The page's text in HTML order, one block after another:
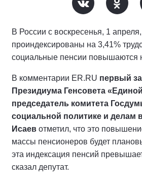
В России с воскресенья, 1 апреля,
проиндексированы на 3,41%
социальные пенсии повышаются
В комментарии ER.RU первый
Президиума Генсовета
председатель комитета
социальной политике и делам
Исаев отметил, что это
массы пенсионеров будет
эта индексация пенсий
сказал депутат.